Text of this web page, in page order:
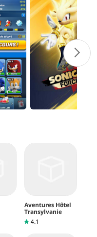
Aventures Hôtel
Transylvanie
4.1